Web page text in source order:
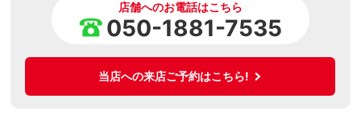
店舗へのお電話はこちら
050-1881-7535
当店への来店ご予約はこちら!